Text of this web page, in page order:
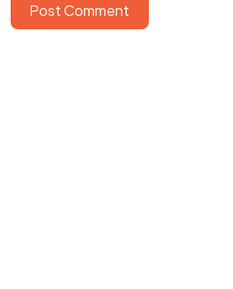
Post CommentEM